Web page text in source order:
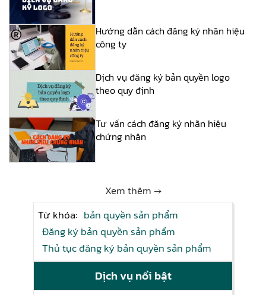
Hướng dẫn cách đăng ký nhãn hiệu
công ty
Dịch vụ đăng ký bản quyền logo
theo quy định
Tư vấn cách đăng ký nhãn hiệu
chứng nhận
Xem thêm →
Từ khóa: bản quyền sản phẩm
Đăng ký bản quyền sản phẩm
Thủ tục đăng ký bản quyền sản phẩm
Dịch vụ nổi bật